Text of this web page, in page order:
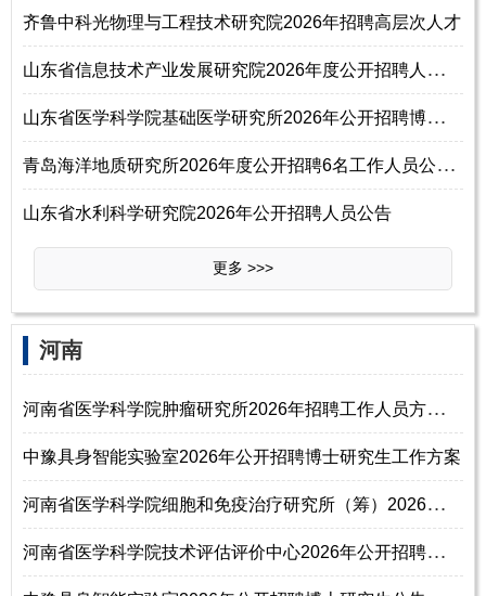
齐鲁中科光物理与工程技术研究院2026年招聘高层次人才
山
东省信息技术产业发展研究院2026年度公开招聘人员公告
山
东省医学科学院基础医学研究所2026年公开招聘博士研究生工作人员公告
青
岛海洋地质研究所2026年度公开招聘6名工作人员公告（第三批）
山东省水利科学研究院2026年公开招聘人员公告
更多 >>>
‌‌河南
河
南省医学科学院肿瘤研究所2026年招聘工作人员方案（第一批）
中豫具身智能实验室2026年公开招聘博士研究生工作方案
河
南省医学科学院细胞和免疫治疗研究所（筹）2026年公开招聘工作人员公告
河
南省医学科学院技术评估评价中心2026年公开招聘工作人员方案